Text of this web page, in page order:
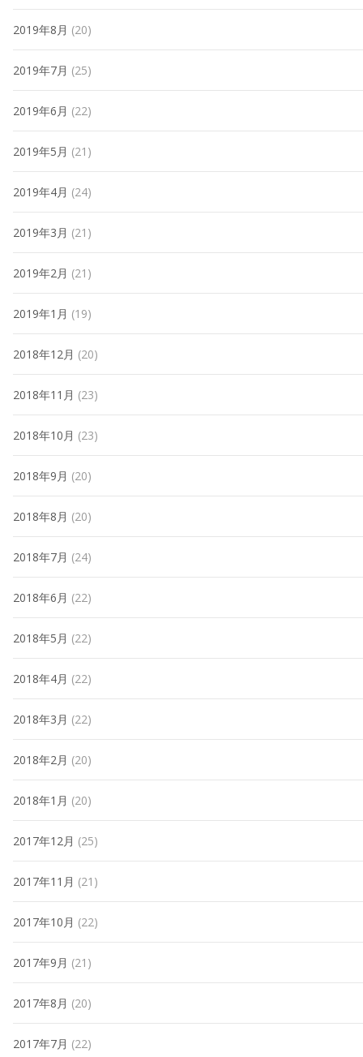
2019年8月 (20)
2019年7月 (25)
2019年6月 (22)
2019年5月 (21)
2019年4月 (24)
2019年3月 (21)
2019年2月 (21)
2019年1月 (19)
2018年12月 (20)
2018年11月 (23)
2018年10月 (23)
2018年9月 (20)
2018年8月 (20)
2018年7月 (24)
2018年6月 (22)
2018年5月 (22)
2018年4月 (22)
2018年3月 (22)
2018年2月 (20)
2018年1月 (20)
2017年12月 (25)
2017年11月 (21)
2017年10月 (22)
2017年9月 (21)
2017年8月 (20)
2017年7月 (22)